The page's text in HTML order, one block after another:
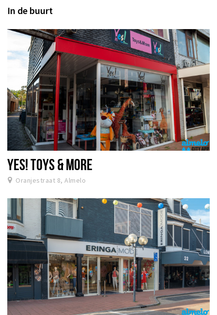
In de buurt
YES! TOYS & MORE
Oranjestraat 8, Almelo